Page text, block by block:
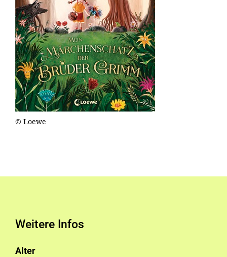
© Loewe
Weitere Infos
Alter